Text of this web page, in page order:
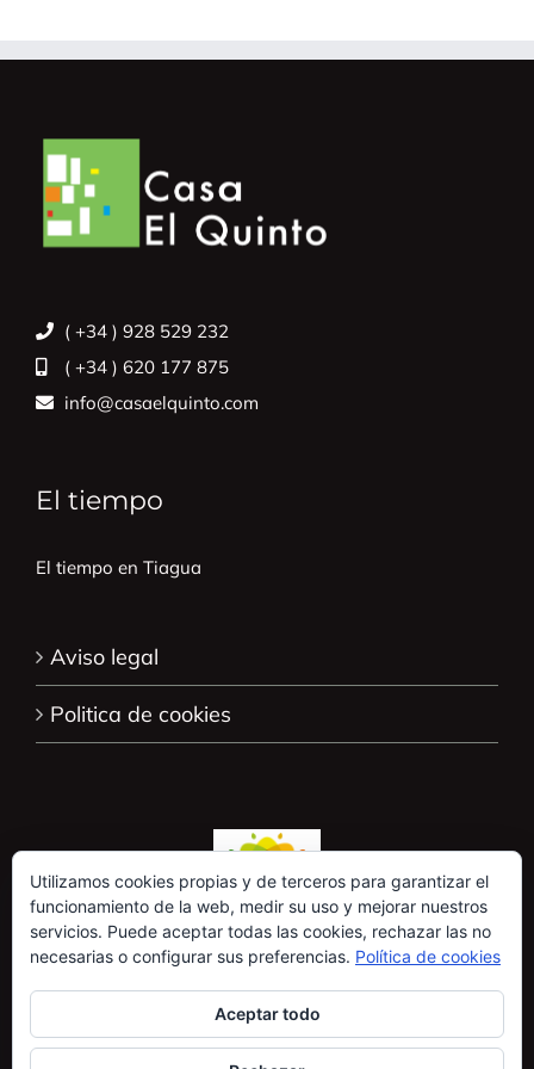
( +34 ) 928 529 232
( +34 ) 620 177 875
info@casaelquinto.com
El tiempo
El tiempo en Tiagua
Aviso legal
Politica de cookies
Utilizamos cookies propias y de terceros para garantizar el
funcionamiento de la web, medir su uso y mejorar nuestros
servicios. Puede aceptar todas las cookies, rechazar las no
necesarias o configurar sus preferencias. Política de cookies
Aceptar todo